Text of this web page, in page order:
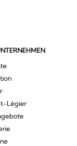
Légier